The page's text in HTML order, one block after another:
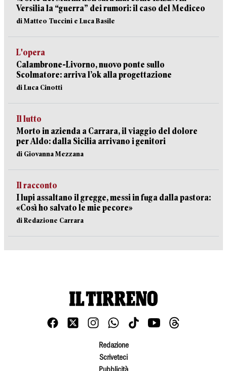
Versilia la “guerra” dei rumori: il caso del Mediceo
di Matteo Tuccini e Luca Basile
L'opera
Calambrone-Livorno, nuovo ponte sullo
Scolmatore: arriva l’ok alla progettazione
di Luca Cinotti
Il lutto
Morto in azienda a Carrara, il viaggio del dolore
per Aldo: dalla Sicilia arrivano i genitori
di Giovanna Mezzana
Il racconto
I lupi assaltano il gregge, messi in fuga dalla pastora:
«Così ho salvato le mie pecore»
di Redazione Carrara
Redazione
Scriveteci